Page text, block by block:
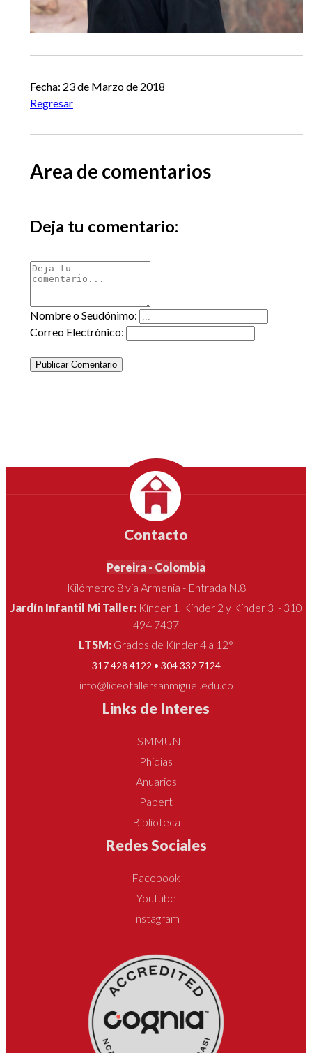
Fecha: 23 de Marzo de 2018
Regresar
Area de comentarios
Deja tu comentario:
Nombre o Seudónimo:
Correo Electrónico:
Publicar Comentario
Contacto
Pereira - Colombia
Kilómetro 8 vía Armenia - Entrada N.8
Jardín Infantil Mi Taller: Kínder 1, Kínder 2 y Kínder 3 - 310
494 7437
LTSM: Grados de Kínder 4 a 12°
317 428 4122 • 304 332 7124
info@liceotallersanmiguel.edu.co
Links de Interes
TSMMUN
Phidias
Anuarios
Papert
Biblioteca
Redes Sociales
Facebook
Youtube
Instagram